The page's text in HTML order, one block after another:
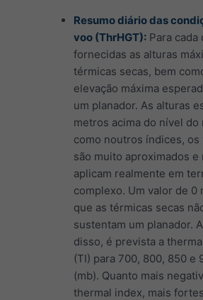
Resumo diário das
voo (ThrHGT): Para cada
fornecidas as alturas
térmicas secas, bem
elevação máxima
um planador. As alturas
metros acima do nível do
como noutros índices, os
são muito aproximados e
aplicam realmente em
complexo. Um valor de 0
que as térmicas secas
sustentam um planador.
disso, é prevista a
(TI) para 700, 800, 850 e
(mb). Quanto mais
thermal index, mais